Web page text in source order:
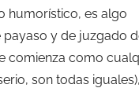
humorístico, es algo
y de juzgado
comienza como
son todas